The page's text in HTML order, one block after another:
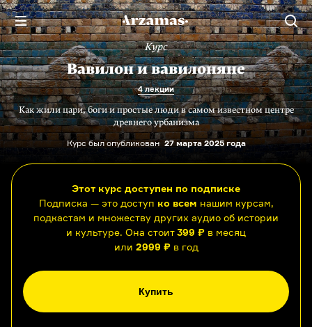
Курс
Вавилон и вавилоняне
4 лекции
Как жили цари, боги и простые люди в самом известном центре
древнего урбанизма
Курс был опубликован 27 марта 2025 года
Этот курс доступен по подписке
Подписка — это доступ ко всем нашим курсам,
подкастам и множеству других аудио об истории
и культуре. Она стоит399 ₽ в месяц
или 2999 ₽в год
Купить